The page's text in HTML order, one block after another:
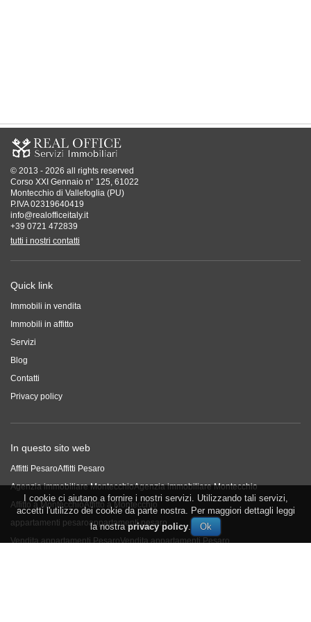
© 2013 - 2026 all rights reserved
Corso XXI Gennaio n° 125, 61022
Montecchio di Vallefoglia (PU)
P.IVA 02319640419
info@realofficeitaly.it
+39 0721 472839
tutti i nostri contatti
Quick link
Immobili in vendita
Immobili in affitto
Servizi
Blog
Contatti
Privacy policy
In questo sito web
Affitti PesaroAffitti Pesaro
Agenzia immobiliare MontecchioAgenzia immobiliare Montecchio
Affitto a MontecchioAffitto a Montecchio
appartamenti pesaroappartamenti pesaro
Vendita appartamenti PesaroVendita appartamenti Pesaro
I cookie ci aiutano a fornire i nostri servizi. Utilizzando tali servizi,
accetti l'utilizzo dei cookie da parte nostra. Per maggiori dettagli leggi
la nostraprivacy policy.